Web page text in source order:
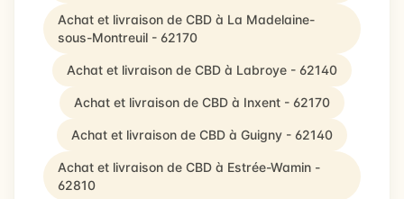
Achat et livraison de CBD à La Madelaine-
sous-Montreuil - 62170
Achat et livraison de CBD à Labroye - 62140
Achat et livraison de CBD à Inxent - 62170
Achat et livraison de CBD à Guigny - 62140
Achat et livraison de CBD à Estrée-Wamin -
62810